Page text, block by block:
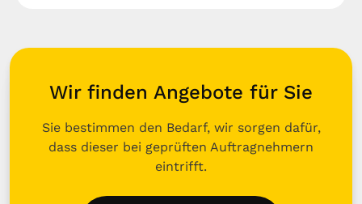
Wir finden Angebote für Sie
Sie bestimmen den Bedarf, wir sorgen dafür,
dass dieser bei geprüften Auftragnehmern
eintrifft.